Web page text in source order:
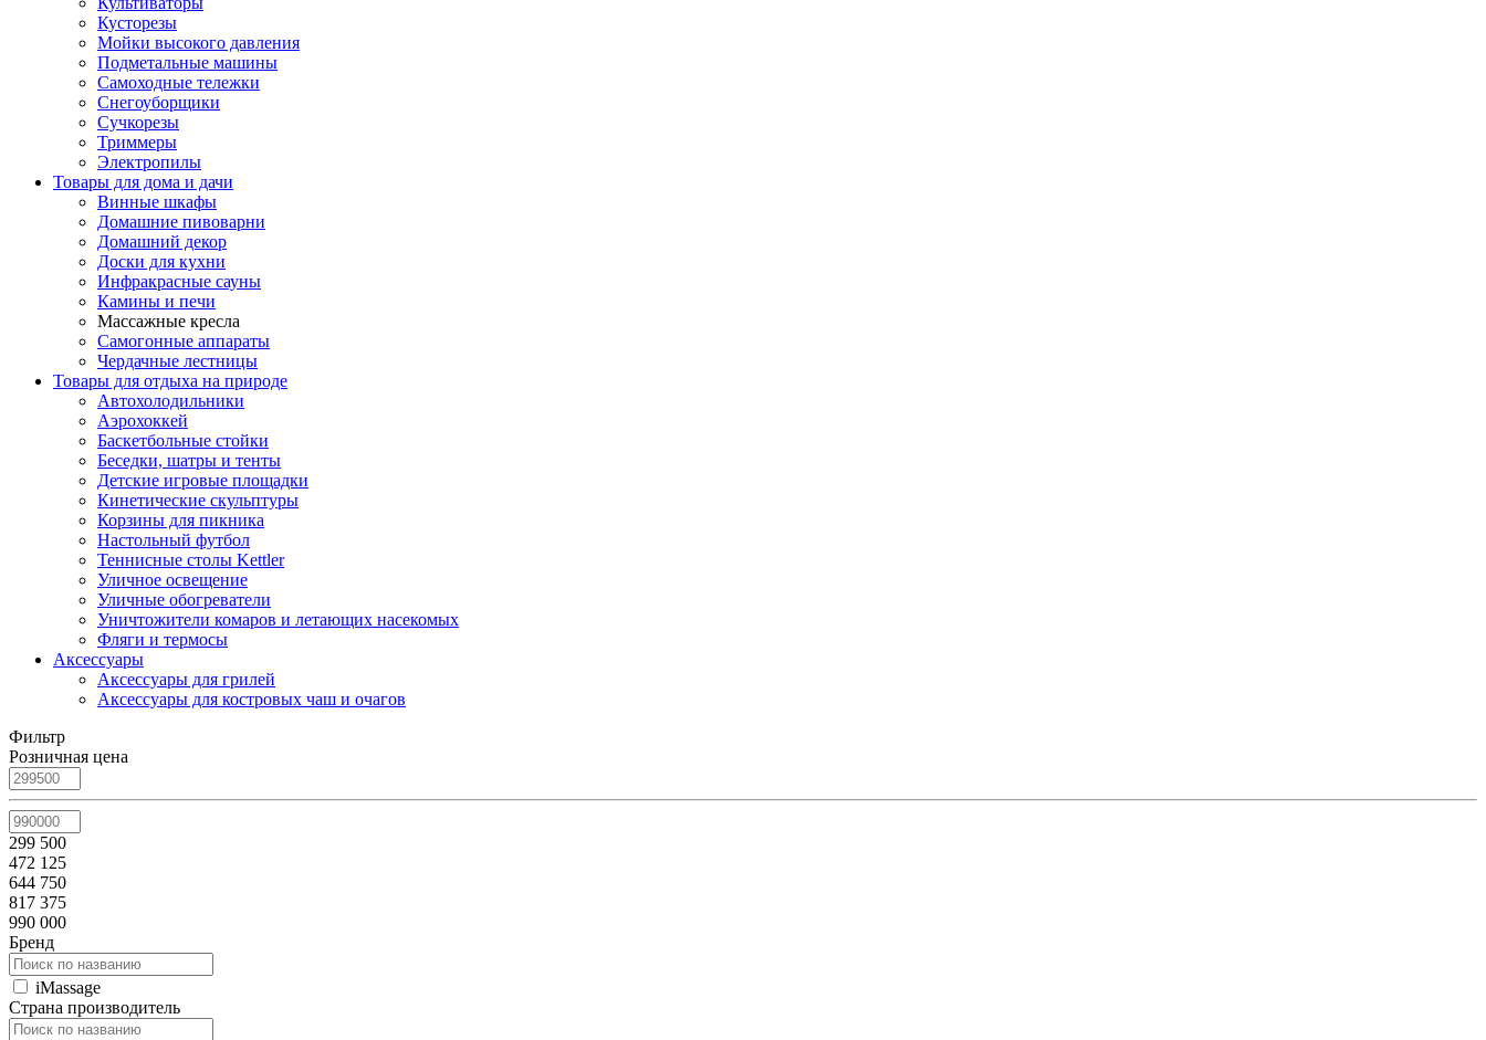
Кусторезы
Мойки высокого давления
Подметальные машины
Самоходные тележки
Снегоуборщики
Сучкорезы
Триммеры
Электропилы
Товары для дома и дачи
Винные шкафы
Домашние пивоварни
Домашний декор
Доски для кухни
Инфракрасные сауны
Камины и печи
Массажные кресла
Самогонные аппараты
Чердачные лестницы
Товары для отдыха на природе
Автохолодильники
Аэрохоккей
Баскетбольные стойки
Беседки, шатры и тенты
Детские игровые площадки
Кинетические скульптуры
Корзины для пикника
Настольный футбол
Теннисные столы Kettler
Уличное освещение
Уличные обогреватели
Уничтожители комаров и летающих насекомых
Фляги и термосы
Аксессуары
Аксессуары для грилей
Аксессуары для костровых чаш и очагов
Фильтр
Розничная цена
299 500
472 125
644 750
817 375
990 000
Бренд
iMassage
Страна производитель